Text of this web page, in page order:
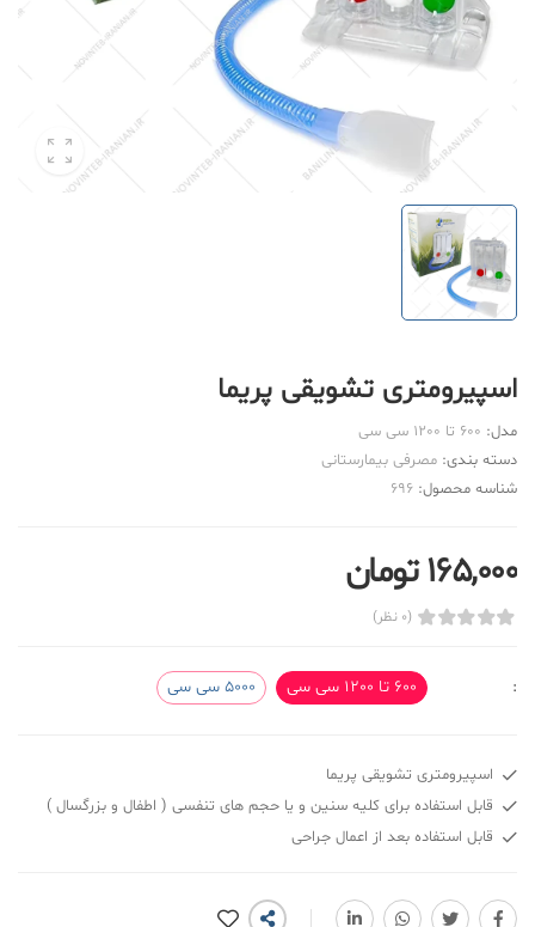
اسپیرومتری تشویقی پریما
مدل: 600 تا 1200 سی سی
دسته بندی: مصرفی بیمارستانی
شناسه محصول: 696
165,000 تومان
(0 نظر)
: 600 تا 1200 سی سی 5000 سی سی
اسپیرومتری تشویقی پریما
قابل استفاده برای کلیه سنین و یا حجم های تنفسی ( اطفال و بزرگسال )
قابل استفاده بعد از اعمال جراحی